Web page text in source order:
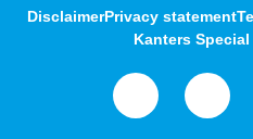
DisclaimerPrivacy statement
Kanters